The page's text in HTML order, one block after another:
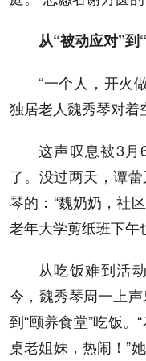
从“被动应对”到
“一个人，开火
独居老人魏秀琴对着
这声叹息被3月
了。没过两天，谭
琴的：“魏奶奶，社
老年大学剪纸班下午
从吃饭难到活
今，魏秀琴周一上
到“颐养食堂”吃饭
桌老姐妹，热闹！”